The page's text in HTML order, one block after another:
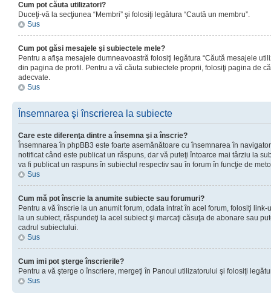
Cum pot căuta utilizatori?
Duceţi-vă la secţiunea “Membri” şi folosiţi legătura “Caută un membru”.
Sus
Cum pot găsi mesajele şi subiectele mele?
Pentru a afişa mesajele dumneavoastră folosiţi legătura “Căută mesajele
din pagina de profil. Pentru a vă căuta subiectele proprii, folosiţi pagina de
adecvate.
Sus
Însemnarea şi înscrierea la subiecte
Care este diferenţa dintre a însemna şi a înscrie?
Însemnarea în phpBB3 este foarte asemănătoare cu însemnarea în
notificat când este publicat un răspuns, dar vă puteţi întoarce mai târziu la
va fi publicat un raspuns în subiectul respectiv sau în forum în funcţie de
Sus
Cum mă pot înscrie la anumite subiecte sau forumuri?
Pentru a vă înscrie la un anumit forum, odata intrat în acel forum, folosiţi
la un subiect, răspundeţi la acel subiect şi marcaţi căsuţa de abonare sau
cadrul subiectului.
Sus
Cum imi pot şterge înscrierile?
Pentru a vă şterge o înscriere, mergeţi în Panoul utilizatorului şi folosiţi
Sus